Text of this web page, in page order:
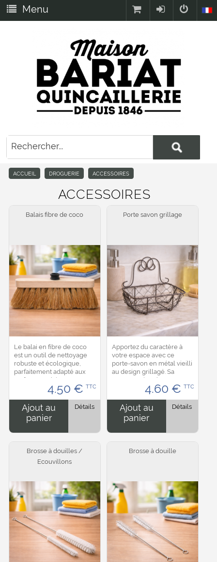
Menu
ACCUEIL DROGUERIE ACCESSOIRES
ACCESSOIRES
Balais fibre de coco
Le balai en fibre de coco
est un outil de nettoyage
robuste et écologique,
parfaitement adapté aux
surfaces extérieures et aux
zones très sollicitées. Ses
fibres naturelles rigides
permettent...
4.50 € TTC
Ajout au
panier
Détails
Porte savon grillage
Apportez du caractère à
votre espace avec ce
porte-savon en métal vieilli
au design grillagé. Sa
structure ajourée permet
une excellente circulation
de l’air et un drainage
optimal de...
4.60 € TTC
Ajout au
panier
Détails
Brosse à douilles /
Ecouvillons
Brosse à douille